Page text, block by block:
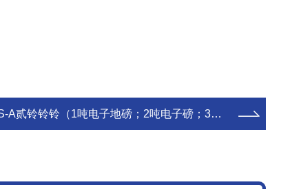
铃铃铃（1吨电子地磅；2吨电子磅；3吨电子地磅秤；5吨电子磅秤）*活动